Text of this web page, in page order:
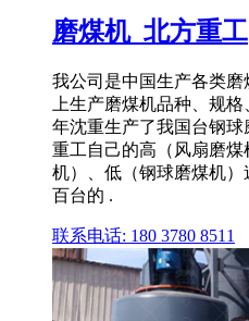
磨煤机_北方重工
我公司是中国生产各类
上生产磨煤机品种、规
年沈重生产了我国台钢
重工自己的高（风扇磨
机）、低（钢球磨煤机
百台的 .
联系电话: 180 3780 8511